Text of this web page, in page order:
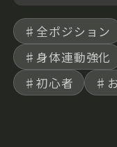
♯全ポジション
♯身体連動強化
♯初心者
♯